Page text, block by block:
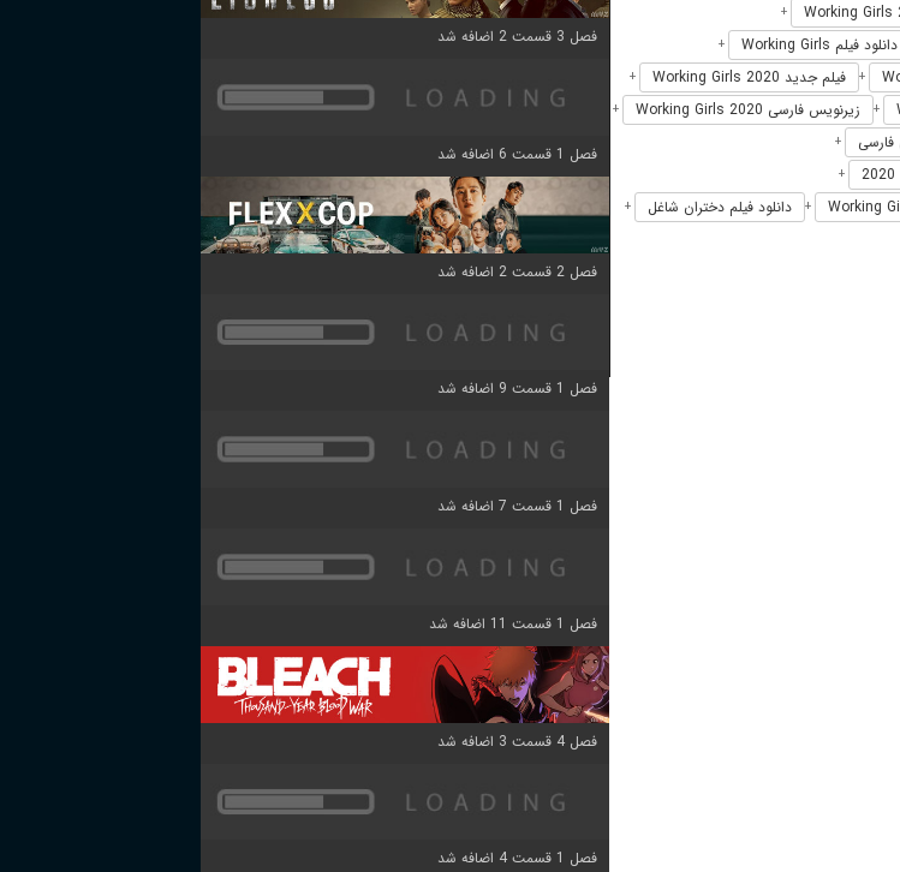
+
دانلود فیلم Working Girls +
+ فیلم جدید Working Girls 2020 +
+ زیرنویس فارسی Working Girls 2020 +
+
+
+ دانلود فیلم دختران شاغل +
فصل 3 قسمت 2 اضافه شد
فصل 1 قسمت 6 اضافه شد
فصل 2 قسمت 2 اضافه شد
فصل 1 قسمت 9 اضافه شد
فصل 1 قسمت 7 اضافه شد
فصل 1 قسمت 11 اضافه شد
فصل 4 قسمت 3 اضافه شد
فصل 1 قسمت 4 اضافه شد